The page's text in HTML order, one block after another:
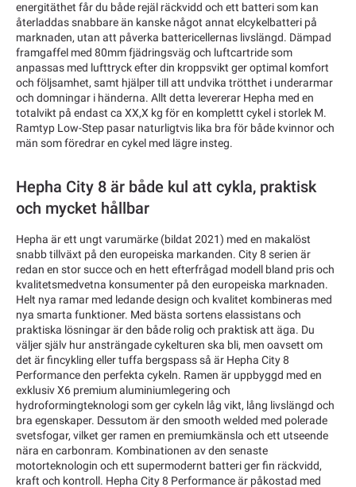
energitäthet får du både rejäl räckvidd och ett batteri som kan
återladdas snabbare än kanske något annat elcykelbatteri på
marknaden, utan att påverka battericellernas livslängd. Dämpad
framgaffel med 80mm fjädringsväg och luftcartride som
anpassas med lufttryck efter din kroppsvikt ger optimal komfort
och följsamhet, samt hjälper till att undvika trötthet i underarmar
och domningar i händerna. Allt detta levererar Hepha med en
totalvikt på endast ca XX,X kg för en komplettt cykel i storlek M.
Ramtyp Low-Step pasar naturligtvis lika bra för både kvinnor och
män som föredrar en cykel med lägre insteg.
Hepha City 8 är både kul att cykla, praktisk
och mycket hållbar
Hepha är ett ungt varumärke (bildat 2021) med en makalöst
snabb tillväxt på den europeiska markanden. City 8 serien är
redan en stor succe och en hett efterfrågad modell bland pris och
kvalitetsmedvetna konsumenter på den europeiska marknaden.
Helt nya ramar med ledande design och kvalitet kombineras med
nya smarta funktioner. Med bästa sortens elassistans och
praktiska lösningar är den både rolig och praktisk att äga. Du
väljer själv hur ansträngade cykelturen ska bli, men oavsett om
det är fincykling eller tuffa bergspass så är Hepha City 8
Performance den perfekta cykeln. Ramen är uppbyggd med en
exklusiv X6 premium aluminiumlegering och
hydroformingteknologi som ger cykeln låg vikt, lång livslängd och
bra egenskaper. Dessutom är den smooth welded med polerade
svetsfogar, vilket ger ramen en premiumkänsla och ett utseende
nära en carbonram. Kombinationen av den senaste
motorteknologin och ett supermodernt batteri ger fin räckvidd,
kraft och kontroll. Hepha City 8 Performance är påkostad med